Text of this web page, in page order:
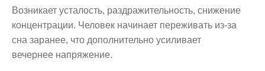
Возникает усталость, раздражительность, снижение
концентрации. Человек начинает переживать из-за
сна заранее, что дополнительно усиливает
вечернее напряжение.